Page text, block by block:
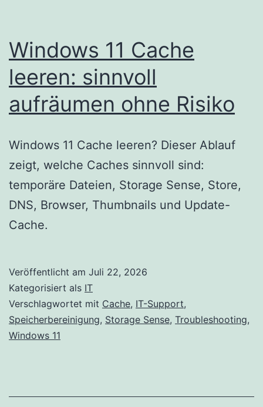
Windows 11 Cache
leeren: sinnvoll
aufräumen ohne Risiko
Windows 11 Cache leeren? Dieser Ablauf
zeigt, welche Caches sinnvoll sind:
temporäre Dateien, Storage Sense, Store,
DNS, Browser, Thumbnails und Update-
Cache.
Veröffentlicht am Juli 22, 2026
Kategorisiert als IT
Verschlagwortet mit Cache, IT-Support,
Speicherbereinigung, Storage Sense, Troubleshooting,
Windows 11